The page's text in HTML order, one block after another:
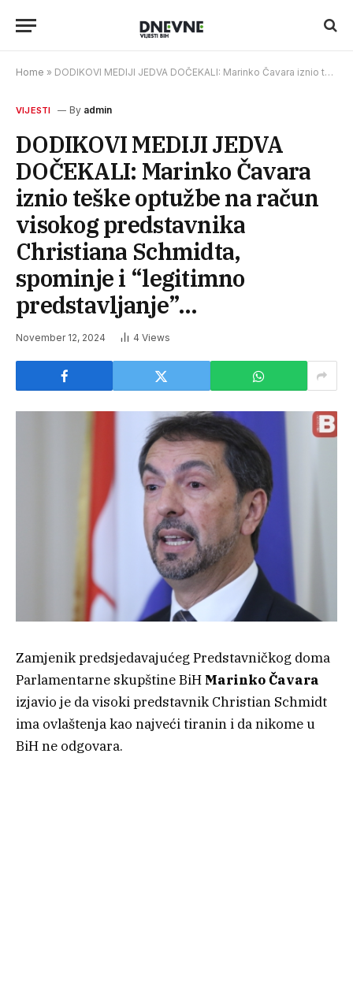
Home » DODIKOVI MEDIJI JEDVA DOČEKALI: Marinko Čavara iznio teške optužbe na račun visokog predstavnika Christiana Schmidta, spominje i “legitimno predstavljanje”…
VIJESTI By admin
DODIKOVI MEDIJI JEDVA
DOČEKALI: Marinko Čavara
iznio teške optužbe na račun
visokog predstavnika
Christiana Schmidta,
spominje i “legitimno
predstavljanje”…
November 12, 2024 4 Views
Zamjenik predsjedavajućeg Predstavničkog doma
Parlamentarne skupštine BiH Marinko Čavara
izjavio je da visoki predstavnik Christian Schmidt
ima ovlaštenja kao najveći tiranin i da nikome u
BiH ne odgovara.